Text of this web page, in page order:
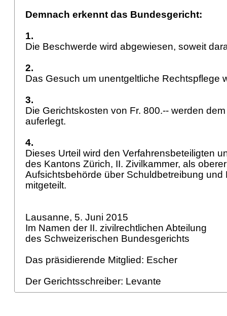
Demnach erkennt das Bundesgericht:
1.
Die Beschwerde wird abgewiesen, soweit
2.
Das Gesuch um unentgeltliche Rechtspflege
3.
Die Gerichtskosten von Fr. 800.-- werden
auferlegt.
4.
Dieses Urteil wird den Verfahrensbeteiligten
des Kantons Zürich, II. Zivilkammer, als
Aufsichtsbehörde über Schuldbetreibung und
mitgeteilt.
Lausanne, 5. Juni 2015
Im Namen der II. zivilrechtlichen Abteilung
des Schweizerischen Bundesgerichts
Das präsidierende Mitglied: Escher
Der Gerichtsschreiber: Levante